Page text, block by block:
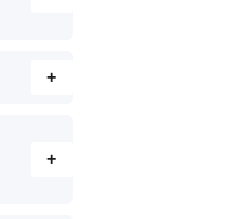
+
+